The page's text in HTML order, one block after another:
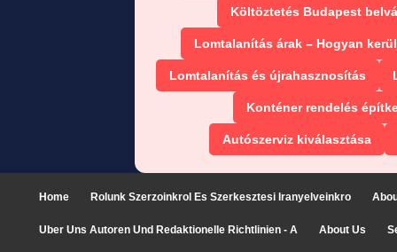
Költöztetés Budapest
Lomtalanítás árak – Hogyan
Lomtalanítás és újrahasznosítás
Konténer rendelés
Autószerviz kiválasztása
Home Rolunk Szerzoinkrol Es Szerkesztesi Iranyelveinkro
Uber Uns Autoren Und Redaktionelle Richtlinien - A About Us